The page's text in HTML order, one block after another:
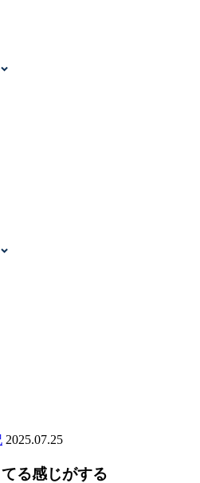
2025.07.25
る感じがする